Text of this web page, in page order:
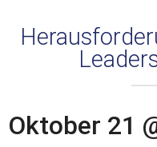
Oktober 21